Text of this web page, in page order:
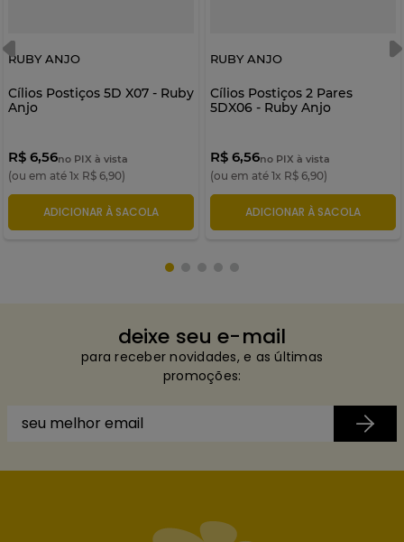
RUBY ANJO
Cílios Postiços 5D X07 - Ruby
Anjo
R$ 6,56no PIX à vista
(ou em até 1x R$ 6,90)
ADICIONAR À SACOLA
RUBY ANJO
Cílios Postiços 2 Pares
5DX06 - Ruby Anjo
R$ 6,56no PIX à vista
(ou em até 1x R$ 6,90)
ADICIONAR À SACOLA
deixe seu e-mail
para receber novidades, e as últimas
promoções: